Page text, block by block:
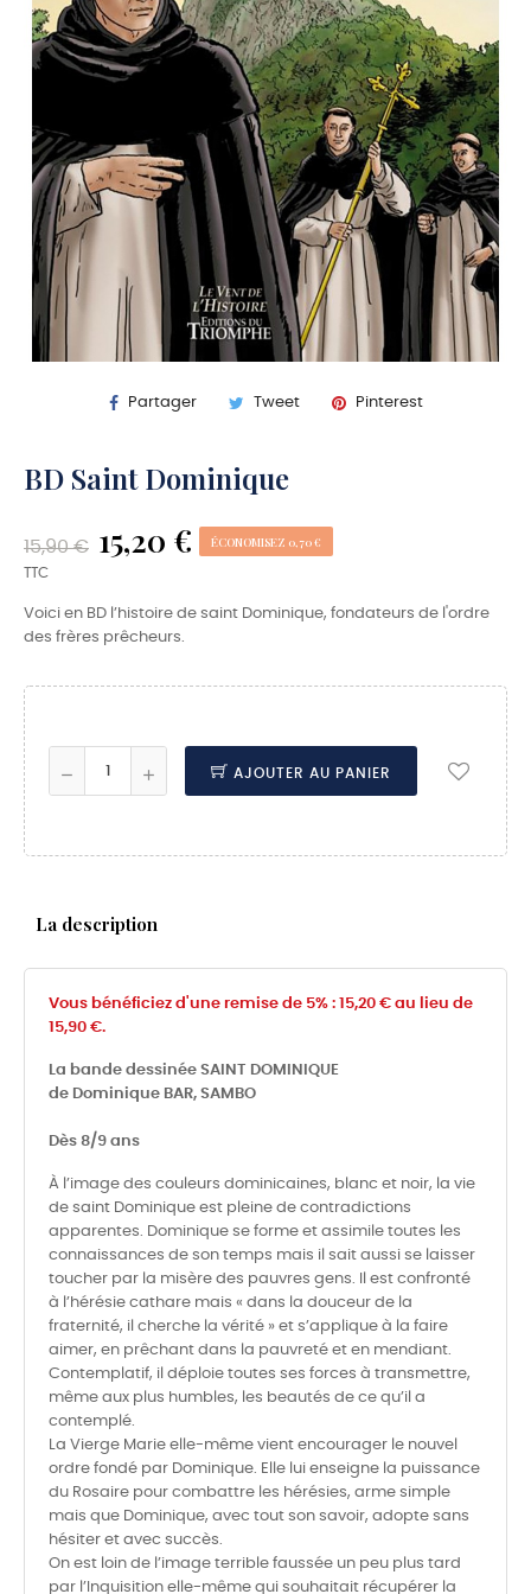
Partager Tweet Pinterest
BD Saint Dominique
15,90 € 15,20 € ÉCONOMISEZ 0,70 €
TTC
Voici en BD l’histoire de saint Dominique, fondateurs de l'ordre
des frères prêcheurs.
AJOUTER AU PANIER
La description
Vous bénéficiez d'une remise de 5% : 15,20 € au lieu de
15,90 €.
La bande dessinée SAINT DOMINIQUE
de Dominique BAR, SAMBO
Dès 8/9 ans
À l’image des couleurs dominicaines, blanc et noir, la vie
de saint Dominique est pleine de contradictions
apparentes. Dominique se forme et assimile toutes les
connaissances de son temps mais il sait aussi se laisser
toucher par la misère des pauvres gens. Il est confronté
à l’hérésie cathare mais « dans la douceur de la
fraternité, il cherche la vérité » et s’applique à la faire
aimer, en prêchant dans la pauvreté et en mendiant.
Contemplatif, il déploie toutes ses forces à transmettre,
même aux plus humbles, les beautés de ce qu’il a
contemplé.
La Vierge Marie elle-même vient encourager le nouvel
ordre fondé par Dominique. Elle lui enseigne la puissance
du Rosaire pour combattre les hérésies, arme simple
mais que Dominique, avec tout son savoir, adopte sans
hésiter et avec succès.
On est loin de l’image terrible faussée un peu plus tard
par l’Inquisition elle-même qui souhaitait récupérer la